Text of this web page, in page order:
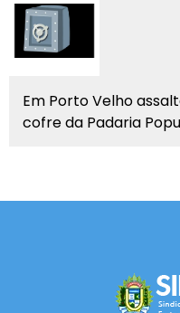
Em Porto Velho
cofre da Padaria